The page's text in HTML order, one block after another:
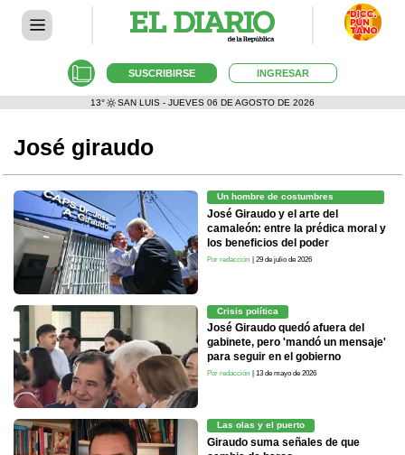
SUSCRIBIRSE INGRESAR
13° SAN LUIS - JUEVES 06 DE AGOSTO DE 2026
José giraudo
Un hombre de costumbres
acrobáticas
José Giraudo y el arte del
camaleón: entre la prédica moral y
los beneficios del poder
Por redacción | 29 de julio de 2026
Crisis política
José Giraudo quedó afuera del
gabinete, pero 'mandó un mensaje'
para seguir en el gobierno
Por redacción | 13 de mayo de 2026
Las olas y el puerto
Giraudo suma señales de que